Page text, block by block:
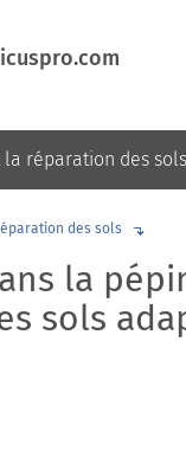
la réparation des
des sols
la
sols